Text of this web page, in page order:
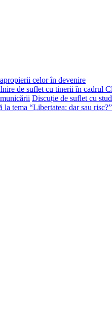
celor în devenire
de suflet cu tinerii în cadrul
Discuție de suflet cu
la tema “Libertatea: dar sau risc?”